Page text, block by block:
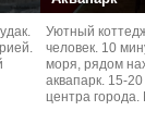
Уютный
человек. 10
моря, рядом
аквапарк. 15-
центра города.